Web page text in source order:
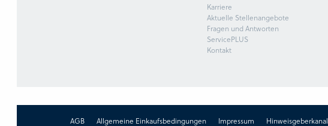
Karriere
Aktuelle Stellenangebote
Fragen und Antworten
ServicePLUS
Kontakt
AGB Allgemeine Einkaufsbedingungen Impressum Hinweisgeberkanal